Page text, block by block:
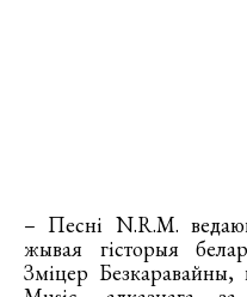
– Песні N.R.M.
жывая гісторыя
Зміцер Безкаравайны,